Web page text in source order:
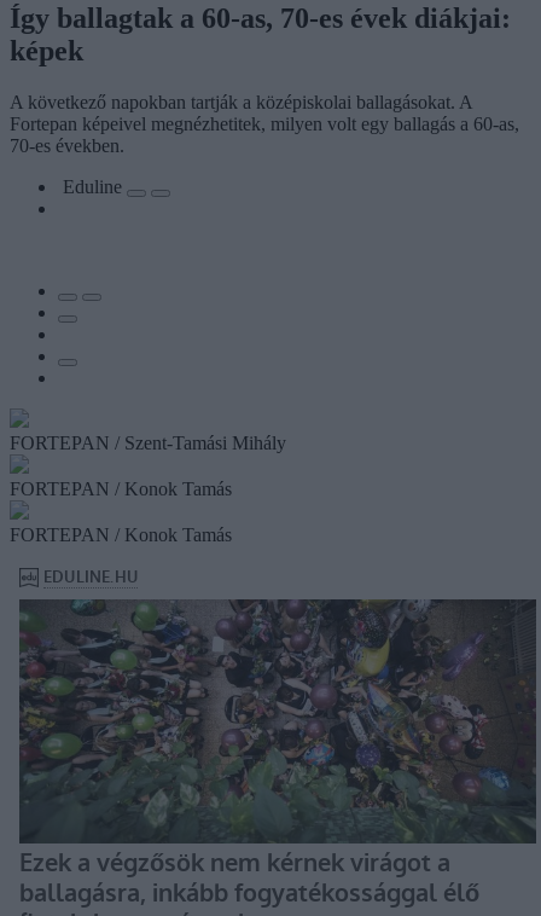
Így ballagtak a 60-as, 70-es évek diákjai:
képek
A következő napokban tartják a középiskolai ballagásokat. A
Fortepan képeivel megnézhetitek, milyen volt egy ballagás a 60-as,
70-es években.
Eduline
FORTEPAN / Szent-Tamási Mihály
FORTEPAN / Konok Tamás
FORTEPAN / Konok Tamás